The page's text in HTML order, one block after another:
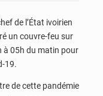
de l’État ivoirien
un couvre-feu sur
à 05h du matin pour
19.
de cette pandémie